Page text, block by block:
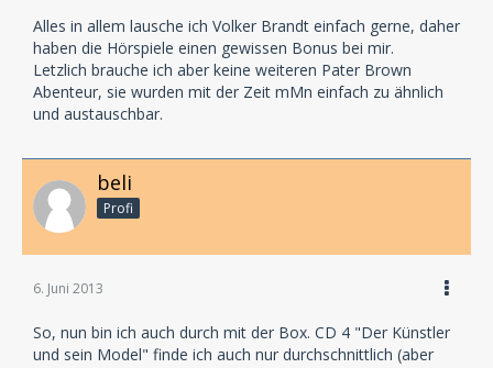
Alles in allem lausche ich Volker Brandt einfach gerne, daher
haben die Hörspiele einen gewissen Bonus bei mir.
Letzlich brauche ich aber keine weiteren Pater Brown
Abenteur, sie wurden mit der Zeit mMn einfach zu ähnlich
und austauschbar.
beli
Profi
6. Juni 2013
So, nun bin ich auch durch mit der Box. CD 4 "Der Künstler
und sein Model" finde ich auch nur durchschnittlich (aber